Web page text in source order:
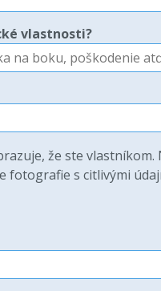
vlastnosti?
že ste
fotografie s citlivými